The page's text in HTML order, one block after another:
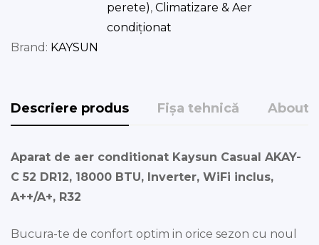
perete), Climatizare & Aer
condiționat
Brand: KAYSUN
Descriere produs Fișa tehnică About
Aparat de aer conditionat Kaysun Casual AKAY-
C 52 DR12, 18000 BTU, Inverter, WiFi inclus,
A++/A+, R32
Bucura-te de confort optim in orice sezon cu noul